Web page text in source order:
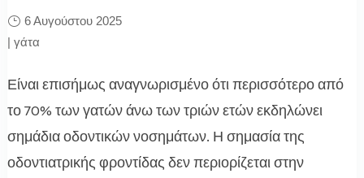
6 Αυγούστου 2025
| γάτα
Είναι επισήμως αναγνωρισμένο ότι περισσότερο από
το 70% των γατών άνω των τριών ετών εκδηλώνει
σημάδια οδοντικών νοσημάτων. Η σημασία της
οδοντιατρικής φροντίδας δεν περιορίζεται στην